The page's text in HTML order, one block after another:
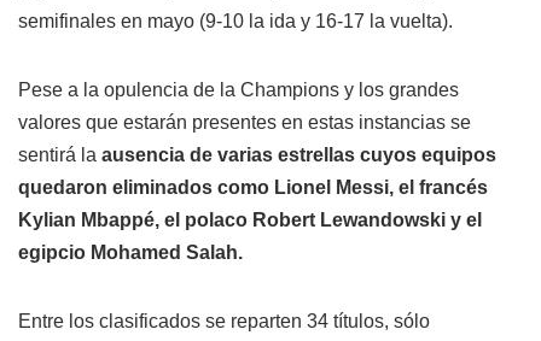
semifinales en mayo (9-10 la ida y 16-17 la vuelta).
Pese a la opulencia de la Champions y los grandes
valores que estarán presentes en estas instancias se
sentirá la ausencia de varias estrellas cuyos equipos
quedaron eliminados como Lionel Messi, el francés
Kylian Mbappé, el polaco Robert Lewandowski y el
egipcio Mohamed Salah.
Entre los clasificados se reparten 34 títulos, sólo